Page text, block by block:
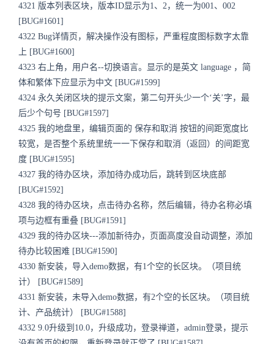
4321 版本列表区块，版本ID显示为1、2，统一为001、002
[BUG#1601]
4322 Bug详情页，解决操作没有图标，严重程度图标数字太靠
上 [BUG#1600]
4323 右上角，用户名--切换语言。显示的是英文 language ，简
体和繁体下应显示为中文 [BUG#1599]
4324 永久关闭区块的提示文案，第二句开头少一个‘关’字，最
后少个句号 [BUG#1597]
4325 我的地盘里，编辑页面的 保存和取消 按钮的间距宽度比
较宽，是否整个系统里统一一下保存和取消（返回）的间距宽
度 [BUG#1595]
4327 我的待办区块，添加待办成功后，跳转到区块底部
[BUG#1592]
4328 我的待办区块，点击待办名称，然后编辑，待办名称必填
项与边框有重叠 [BUG#1591]
4329 我的待办区块---添加新待办，页面高度没自动调整，添加
待办比较困难 [BUG#1590]
4330 新安装，导入demo数据，有1个空的长区块。（项目统
计） [BUG#1589]
4331 新安装，未导入demo数据，有2个空的长区块。（项目统
计、产品统计） [BUG#1588]
4332 9.0升级到10.0，升级成功，登录禅道，admin登录，提示